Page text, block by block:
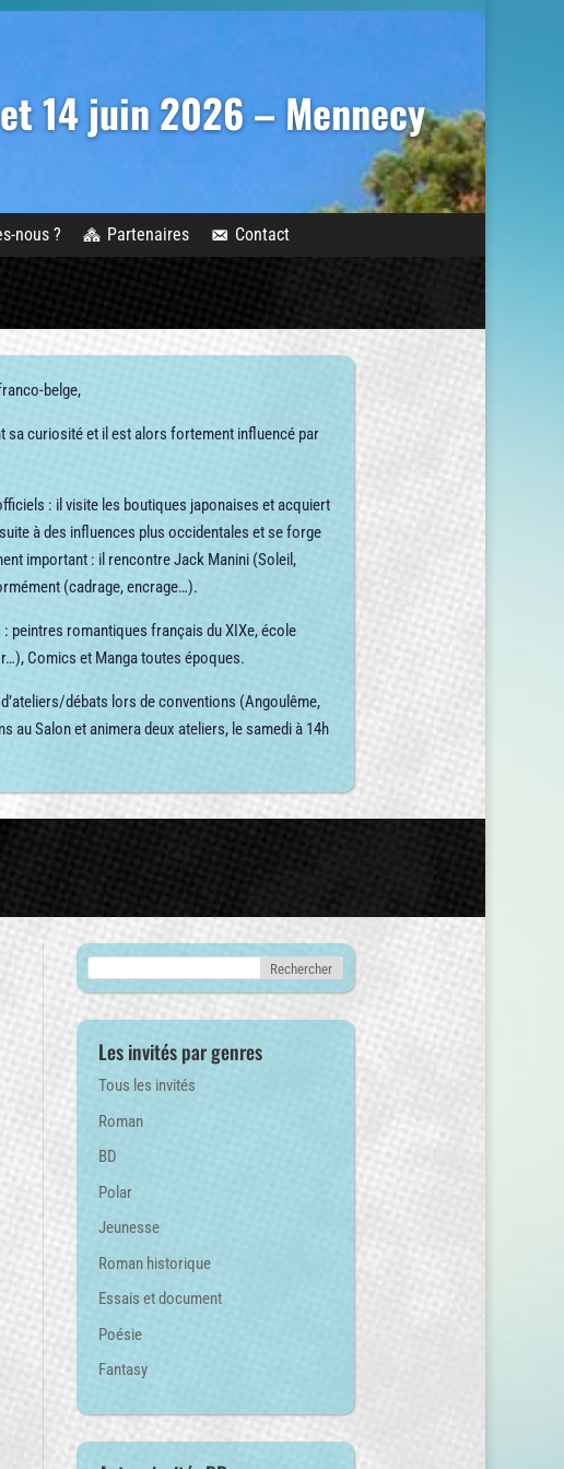
14 juin 2026 – Mennecy
nous ? Partenaires Contact
belge,
sa curiosité et il est alors fortement influencé par
: il visite les boutiques japonaises et acquiert
à des influences plus occidentales et se forge
important : il rencontre Jack Manini (Soleil,
(cadrage, encrage…).
peintres romantiques français du XIXe, école
Comics et Manga toutes époques.
débats lors de conventions (Angoulême,
au Salon et animera deux ateliers, le samedi à 14h
Les invités par genres
Tous les invités
Roman
BD
Polar
Jeunesse
Roman historique
Essais et document
Poésie
Fantasy